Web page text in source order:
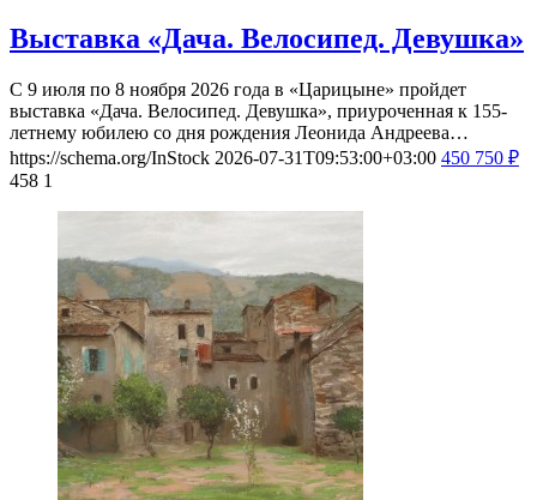
Выставка «Дача. Велосипед. Девушка»
С 9 июля по 8 ноября 2026 года в «Царицыне» пройдет
выставка «Дача. Велосипед. Девушка», приуроченная к 155-
летнему юбилею со дня рождения Леонида Андреева…
https://schema.org/InStock 2026-07-31T09:53:00+03:00 450 750 ₽
458 1